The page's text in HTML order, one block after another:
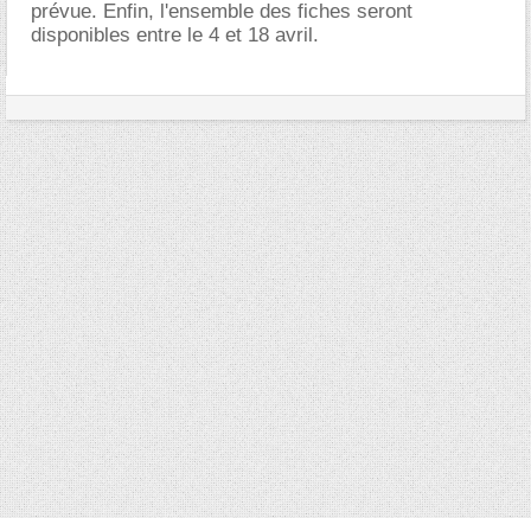
prévue. Enfin, l'ensemble des fiches seront
disponibles entre le 4 et 18 avril.